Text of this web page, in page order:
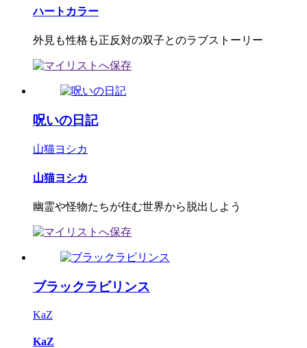
ハートカラー
外見も性格も正反対の双子とのラブストーリー
呪いの日記
山猫ヨシカ
山猫ヨシカ
幽霊や怪物たちが住む世界から脱出しよう
ブラックラビリンス
KaZ
KaZ